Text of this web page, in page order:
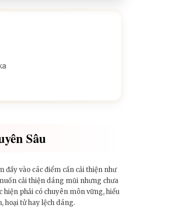
Sâu
vào các điểm cần cải thiện như
cải thiện dáng mũi nhưng chưa
hiện phải có chuyên môn vững, hiểu
hoại tử hay lệch dáng.